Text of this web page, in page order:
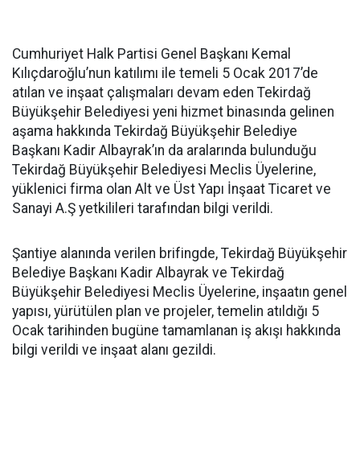
Cumhuriyet Halk Partisi Genel Başkanı Kemal
Kılıçdaroğlu’nun katılımı ile temeli 5 Ocak 2017’de
atılan ve inşaat çalışmaları devam eden Tekirdağ
Büyükşehir Belediyesi yeni hizmet binasında gelinen
aşama hakkında Tekirdağ Büyükşehir Belediye
Başkanı Kadir Albayrak’ın da aralarında bulunduğu
Tekirdağ Büyükşehir Belediyesi Meclis Üyelerine,
yüklenici firma olan Alt ve Üst Yapı İnşaat Ticaret ve
Sanayi A.Ş yetkilileri tarafından bilgi verildi.
Şantiye alanında verilen brifingde, Tekirdağ Büyükşehir
Belediye Başkanı Kadir Albayrak ve Tekirdağ
Büyükşehir Belediyesi Meclis Üyelerine, inşaatın genel
yapısı, yürütülen plan ve projeler, temelin atıldığı 5
Ocak tarihinden bugüne tamamlanan iş akışı hakkında
bilgi verildi ve inşaat alanı gezildi.